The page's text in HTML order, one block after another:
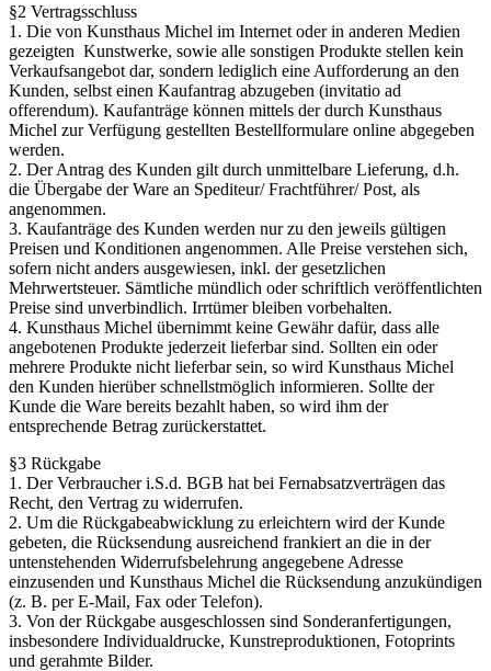
§2 Vertragsschluss
1. Die von Kunsthaus Michel im Internet oder in anderen Medien
gezeigten Kunstwerke, sowie alle sonstigen Produkte stellen kein
Verkaufsangebot dar, sondern lediglich eine Aufforderung an den
Kunden, selbst einen Kaufantrag abzugeben (invitatio ad
offerendum). Kaufanträge können mittels der durch Kunsthaus
Michel zur Verfügung gestellten Bestellformulare online abgegeben
werden.
2. Der Antrag des Kunden gilt durch unmittelbare Lieferung, d.h.
die Übergabe der Ware an Spediteur/ Frachtführer/ Post, als
angenommen.
3. Kaufanträge des Kunden werden nur zu den jeweils gültigen
Preisen und Konditionen angenommen. Alle Preise verstehen sich,
sofern nicht anders ausgewiesen, inkl. der gesetzlichen
Mehrwertsteuer. Sämtliche mündlich oder schriftlich veröffentlichten
Preise sind unverbindlich. Irrtümer bleiben vorbehalten.
4. Kunsthaus Michel übernimmt keine Gewähr dafür, dass alle
angebotenen Produkte jederzeit lieferbar sind. Sollten ein oder
mehrere Produkte nicht lieferbar sein, so wird Kunsthaus Michel
den Kunden hierüber schnellstmöglich informieren. Sollte der
Kunde die Ware bereits bezahlt haben, so wird ihm der
entsprechende Betrag zurückerstattet.
§3 Rückgabe
1. Der Verbraucher i.S.d. BGB hat bei Fernabsatzverträgen das
Recht, den Vertrag zu widerrufen.
2. Um die Rückgabeabwicklung zu erleichtern wird der Kunde
gebeten, die Rücksendung ausreichend frankiert an die in der
untenstehenden Widerrufsbelehrung angegebene Adresse
einzusenden und Kunsthaus Michel die Rücksendung anzukündigen
(z. B. per E-Mail, Fax oder Telefon).
3. Von der Rückgabe ausgeschlossen sind Sonderanfertigungen,
insbesondere Individualdrucke, Kunstreproduktionen, Fotoprints
und gerahmte Bilder.